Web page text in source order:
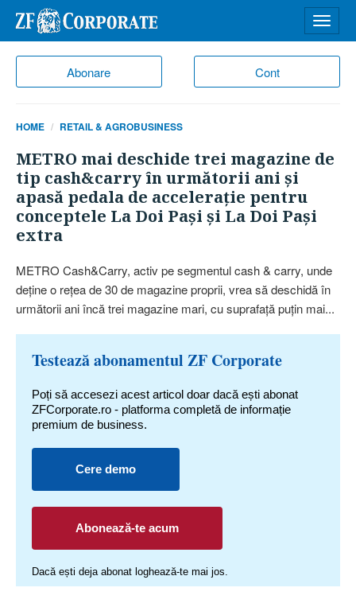
Abonare Cont
meniu
HOME RETAIL & AGROBUSINESS
METRO mai deschide trei magazine de
tip cash&carry în următorii ani şi
apasă pedala de acceleraţie pentru
conceptele La Doi Paşi şi La Doi Paşi
extra
​METRO Cash&Carry, activ pe segmentul cash & carry, unde
deţine o reţea de 30 de magazine proprii, vrea să deschidă în
următorii ani încă trei magazine mari, cu suprafaţă puţin mai...
Testează abonamentul ZF Corporate
Poți să accesezi acest articol doar dacă ești abonat
ZFCorporate.ro - platforma completă de informație
premium de business.
Cere demo
Abonează-te acum
Dacă ești deja abonat loghează-te mai jos.